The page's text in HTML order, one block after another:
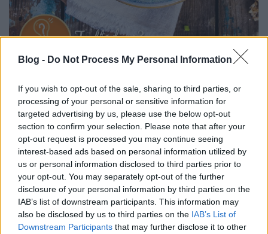
Blog - Do Not Process My Personal Information
If you wish to opt-out of the sale, sharing to third parties, or
processing of your personal or sensitive information for
targeted advertising by us, please use the below opt-out
section to confirm your selection. Please note that after your
opt-out request is processed you may continue seeing
interest-based ads based on personal information utilized by
us or personal information disclosed to third parties prior to
your opt-out. You may separately opt-out of the further
disclosure of your personal information by third parties on the
IAB’s list of downstream participants. This information may
also be disclosed by us to third parties on the IAB’s List of
Downstream Participants that may further disclose it to other
Legutóbb vásárláskor mintegy ötletszerűen vettem a
cérnametélt, és ennek következtében, legalábbis
szerény véleményem szerint finomabb is, mint előbb
említett levestészta párja. Nyilván vannak hívők, akik
azt mondják, hogy egy hagyományos húsleves
cérnametélttel az igazi, és persze váljék
egészségükre, de én mindenesetre mostantól
gyakrabban fogok a gyufára szavazni, amit
levestészta ide vagy oda, szintén picit al dentére
érdemes főzni, hogy ne főjön teljesen szét, mire a
levesbe kerül, hogy érezzük is, hogy ott van, amikor
esszük.